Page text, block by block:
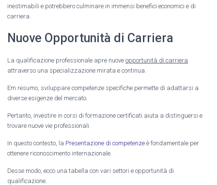
inestimabili e potrebbero culminare in immensi benefici economici e di
carriera.
Nuove Opportunità di Carriera
La qualificazione professionale apre nuove opportunità di carriera
attraverso una specializzazione mirata e continua.
Em resumo, sviluppare competenze specifiche permette di adattarsi a
diverse esigenze del mercato.
Pertanto, investire in corsi di formazione certificati aiuta a distinguersi e
trovare nuove vie professionali.
In questo contesto, la Presentazione di competenze è fondamentale per
ottenere riconoscimento internazionale.
Desse modo, ecco una tabella con vari settori e opportunità di
qualificazione.